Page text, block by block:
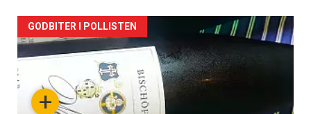
Forsiden
akkurat
nå+
GODBITER I POLLISTEN